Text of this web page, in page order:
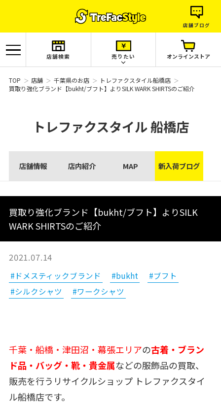
店舗ブログ
店舗検索 売りたい オンラインストア
TOP 店舗 千葉県のお店
トレファクスタイル船橋店
買取り強化ブランド【bukht/ブフト】よりSILK WARK SHIRTSのご紹介
トレファクスタイル船橋店
店舗情報 店内紹介 MAP 新入荷ブログ
買取り強化ブランド【bukht/ブフト】よりSILK
WARK SHIRTSのご紹介
2021.07.14
#ドメスティックブランド #bukht
#ブフト
#シルクシャツ
#ワークシャツ
千葉・船橋・津田沼・幕張エリアの古着・ブラン
ド品・バッグ・靴・貴金属などの服飾品の買取、
販売を行うリサイクルショップ トレファクスタイ
ル船橋店です。